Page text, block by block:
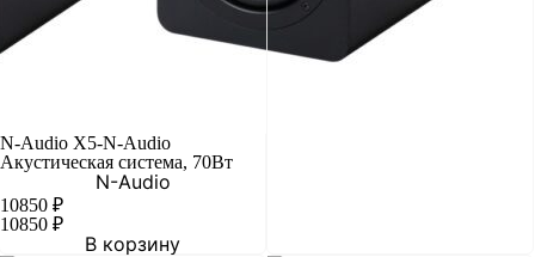
N-Audio X5-N-Audio
Акустическая система, 70Вт
N-Audio
10850 ₽
10850 ₽
В корзину